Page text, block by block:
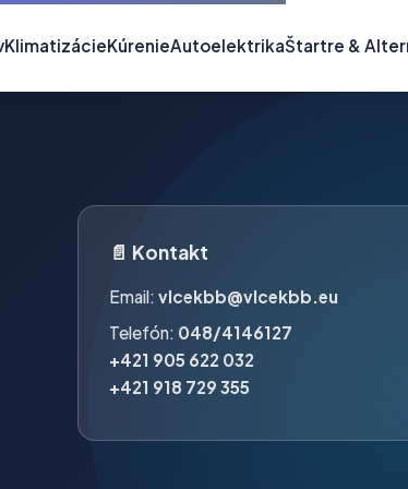
KlimatizácieKúrenieAutoelektrikaŠtartre &
📄 Kontakt
Email: vlcekbb@vlcekbb.eu
Telefón: 048/4146127
+421 905 622 032
+421 918 729 355